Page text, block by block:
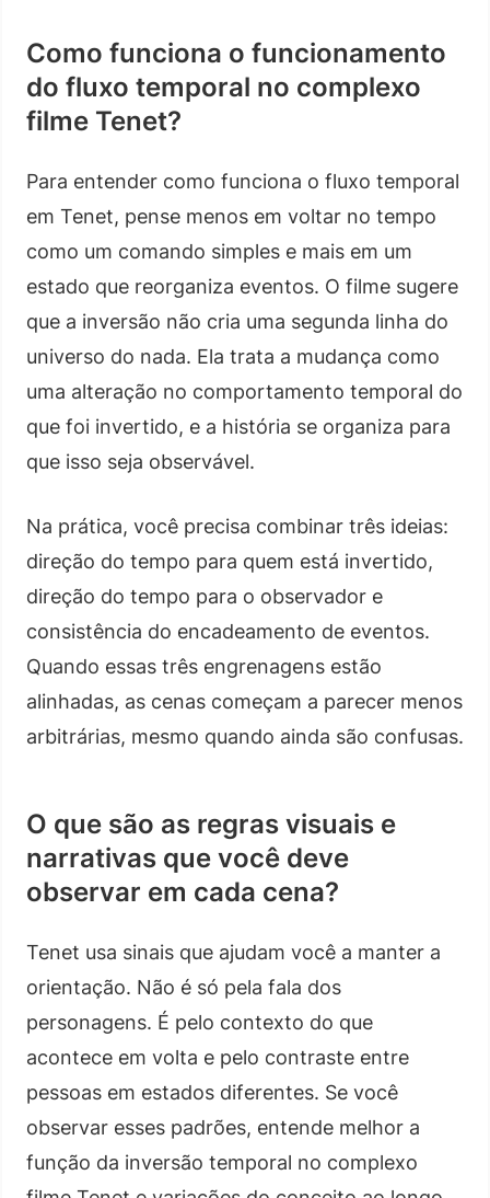
Como funciona o funcionamento
do fluxo temporal no complexo
filme Tenet?
Para entender como funciona o fluxo temporal
em Tenet, pense menos em voltar no tempo
como um comando simples e mais em um
estado que reorganiza eventos. O filme sugere
que a inversão não cria uma segunda linha do
universo do nada. Ela trata a mudança como
uma alteração no comportamento temporal do
que foi invertido, e a história se organiza para
que isso seja observável.
Na prática, você precisa combinar três ideias:
direção do tempo para quem está invertido,
direção do tempo para o observador e
consistência do encadeamento de eventos.
Quando essas três engrenagens estão
alinhadas, as cenas começam a parecer menos
arbitrárias, mesmo quando ainda são confusas.
O que são as regras visuais e
narrativas que você deve
observar em cada cena?
Tenet usa sinais que ajudam você a manter a
orientação. Não é só pela fala dos
personagens. É pelo contexto do que
acontece em volta e pelo contraste entre
pessoas em estados diferentes. Se você
observar esses padrões, entende melhor a
função da inversão temporal no complexo